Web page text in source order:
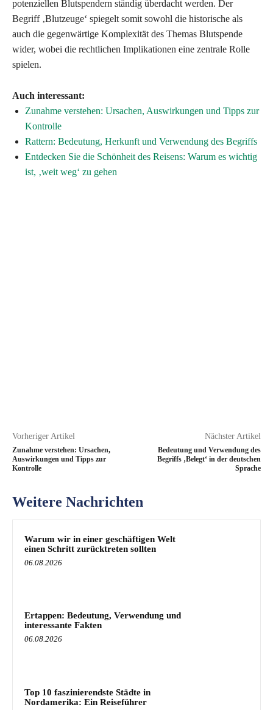
potenziellen Blutspendern ständig überdacht werden. Der
Begriff ‚Blutzeuge‘ spiegelt somit sowohl die historische als
auch die gegenwärtige Komplexität des Themas Blutspende
wider, wobei die rechtlichen Implikationen eine zentrale Rolle
spielen.
Auch interessant:
Zunahme verstehen: Ursachen, Auswirkungen und Tipps zur
Kontrolle
Rattern: Bedeutung, Herkunft und Verwendung des Begriffs
Entdecken Sie die Schönheit des Reisens: Warum es wichtig
ist, ‚weit weg‘ zu gehen
Vorheriger Artikel
Zunahme verstehen: Ursachen,
Auswirkungen und Tipps zur
Kontrolle
Nächster Artikel
Bedeutung und Verwendung des
Begriffs ‚Belegt‘ in der deutschen
Sprache
Weitere Nachrichten
Warum wir in einer geschäftigen Welt
einen Schritt zurücktreten sollten
06.08.2026
Ertappen: Bedeutung, Verwendung und
interessante Fakten
06.08.2026
Top 10 faszinierendste Städte in
Nordamerika: Ein Reiseführer